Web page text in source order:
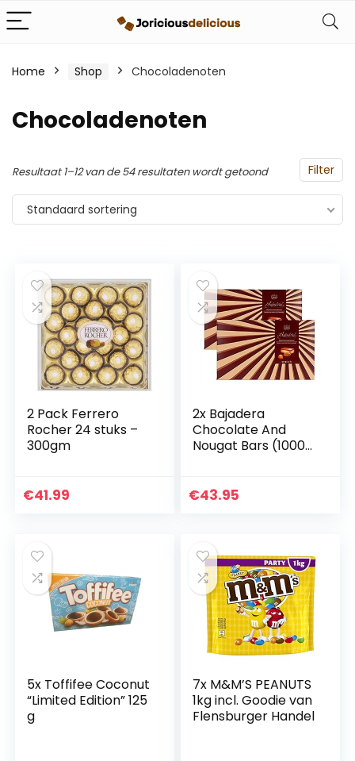
Home Shop Chocoladenoten
Chocoladenoten
Filter
Resultaat 1–12 van de 54 resultaten wordt getoond
Standaard sortering
2 Pack Ferrero
Rocher 24 stuks –
300gm
€41.99
2x Bajadera
Chocolate And
Nougat Bars (1000
€43.95
5x Toffifee Coconut
“Limited Edition” 125
g
7x M&M’S PEANUTS
1kg incl. Goodie van
Flensburger Handel